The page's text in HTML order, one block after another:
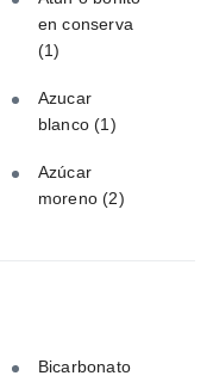
en conserva
(1)
Azucar
blanco(1)
Azúcar
moreno(2)
Bicarbonato